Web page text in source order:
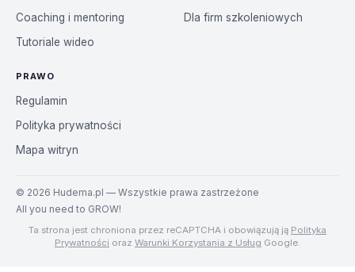
Coaching i mentoring
Tutoriale wideo
Dla firm szkoleniowych
PRAWO
Regulamin
Polityka prywatności
Mapa witryn
© 2026 Hudema.pl — Wszystkie prawa zastrzeżone
All you need to GROW!
Ta strona jest chroniona przez reCAPTCHA i obowiązują ją Polityka
Prywatności oraz Warunki Korzystania z Usług Google.